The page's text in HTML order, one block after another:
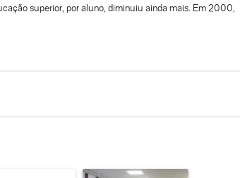
superior, por aluno, diminuiu ainda mais. Em 2000,